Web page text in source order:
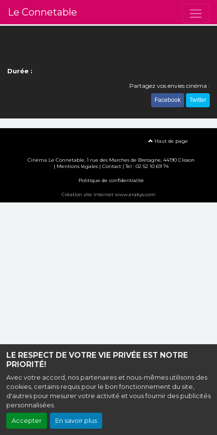
LE RESPECT DE VOTRE VIE PRIVÉE EST NOTRE
PRIORITÉ!
Avec votre accord, nos partenaires et nous-mêmes utilisons des
cookies, certains requis pour le bon fonctionnement du site,
d'autres pour mesurer votre activité et vous fournir des publicités
personnalisées.
Accepter En savoir plus
Le Connetable
Durée :
Partagez vos envies cinéma :
Facebook Twitter
Haut de page
Cinéma Le Connetable, 1 rue des Marches de Bretagne, 44190 Clisson
| Mentions légales| Contact| Tel : 02 52 10 69 74
Politique de confidentialité
Création site internet www.erakys.com